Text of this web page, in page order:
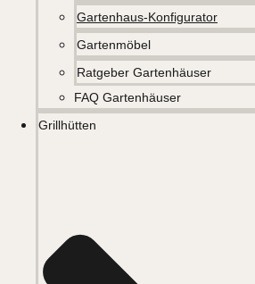
Gartenhaus-Konfigurator
Gartenmöbel
Ratgeber Gartenhäuser
FAQ Gartenhäuser
Grillhütten